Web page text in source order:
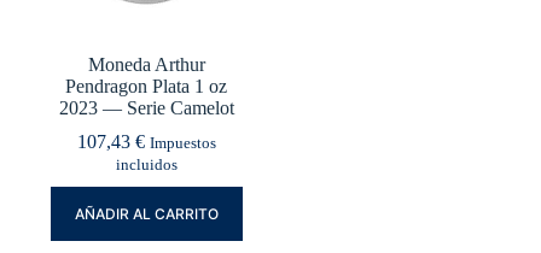
Moneda Arthur
Pendragon Plata 1 oz
2023 — Serie Camelot
107,43 € Impuestos
incluidos
AÑADIR AL CARRITO